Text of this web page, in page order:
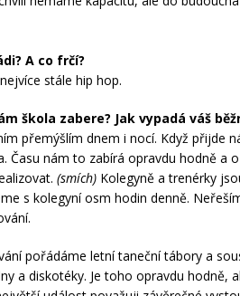
A co frčí?
stále hip hop.
škola zabere? Jak vypadá váš
přemýšlím dnem i nocí. Když přijde
Času nám to zabírá opravdu hodně a
(smích) Kolegyně a trenérky
s kolegyní osm hodin denně.
pořádáme letní taneční tábory a
a diskotéky. Je toho opravdu hodně,